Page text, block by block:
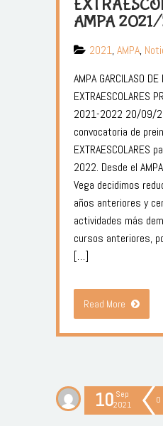
AMPA
2021, AMPA,
AMPA GARCILASO DE
EXTRAESCOLARES
2021-2022 20/
convocatoria de
EXTRAESCOLARES
2022. Desde el
Vega decidimos
años anteriores y
actividades más
cursos anteriores,
[…]
Read More
10 Sep
2021
0